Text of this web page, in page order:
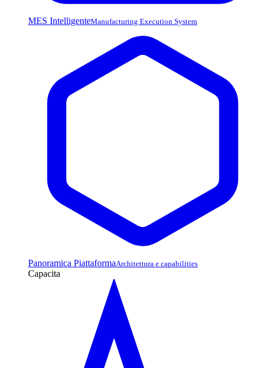
MES IntelligenteManufacturing Execution System
Panoramica PiattaformaArchitettura e capabilities
Capacita